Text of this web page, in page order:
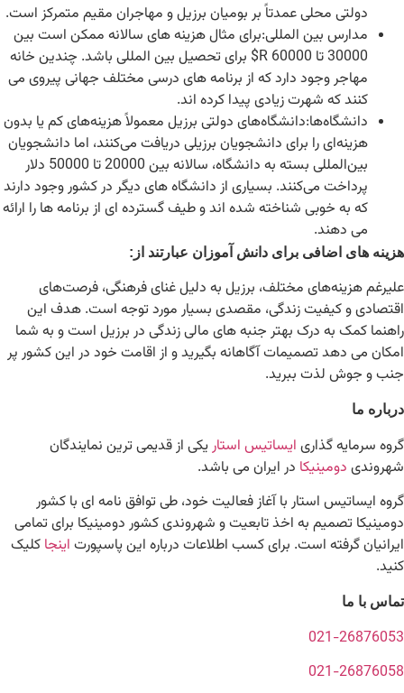
دولتی محلی عمدتاً بر بومیان برزیل و مهاجران مقیم متمرکز است.
مدارس بین المللی:برای مثال هزینه های سالانه ممکن است بین
30000 تا 60000 R$ برای تحصیل بین المللی باشد. چندین خانه
مهاجر وجود دارد که از برنامه های درسی مختلف جهانی پیروی می
کنند که شهرت زیادی پیدا کرده اند.
دانشگاه‌ها:دانشگاه‌های دولتی برزیل معمولاً هزینه‌های کم یا بدون
هزینه‌ای را برای دانشجویان برزیلی دریافت می‌کنند، اما دانشجویان
بین‌المللی بسته به دانشگاه، سالانه بین 20000 تا 50000 دلار
پرداخت می‌کنند. بسیاری از دانشگاه های دیگر در کشور وجود دارند
که به خوبی شناخته شده اند و طیف گسترده ای از برنامه ها را ارائه
می دهند.
هزینه های اضافی برای دانش آموزان عبارتند از:
علیرغم هزینه‌های مختلف، برزیل به دلیل غنای فرهنگی، فرصت‌های
اقتصادی و کیفیت زندگی، مقصدی بسیار مورد توجه است. هدف این
راهنما کمک به درک بهتر جنبه های مالی زندگی در برزیل است و به شما
امکان می دهد تصمیمات آگاهانه بگیرید و از اقامت خود در این کشور پر
جنب و جوش لذت ببرید.
درباره ما
گروه سرمایه گذاری ایساتیس استاریکی از قدیمی ترین نمایندگان
شهروندی دومینیکا در ایران می باشد.
گروه ایساتیس استار با آغاز فعالیت خود، طی توافق نامه ای با کشور
دومینیکا تصمیم به اخذ تابعیت و شهروندی کشور دومینیکا برای تمامی
ایرانیان گرفته است. برای کسب اطلاعات درباره این پاسپورت اینجا کلیک
کنید.
تماس با ما
021-26876053
021-26876058